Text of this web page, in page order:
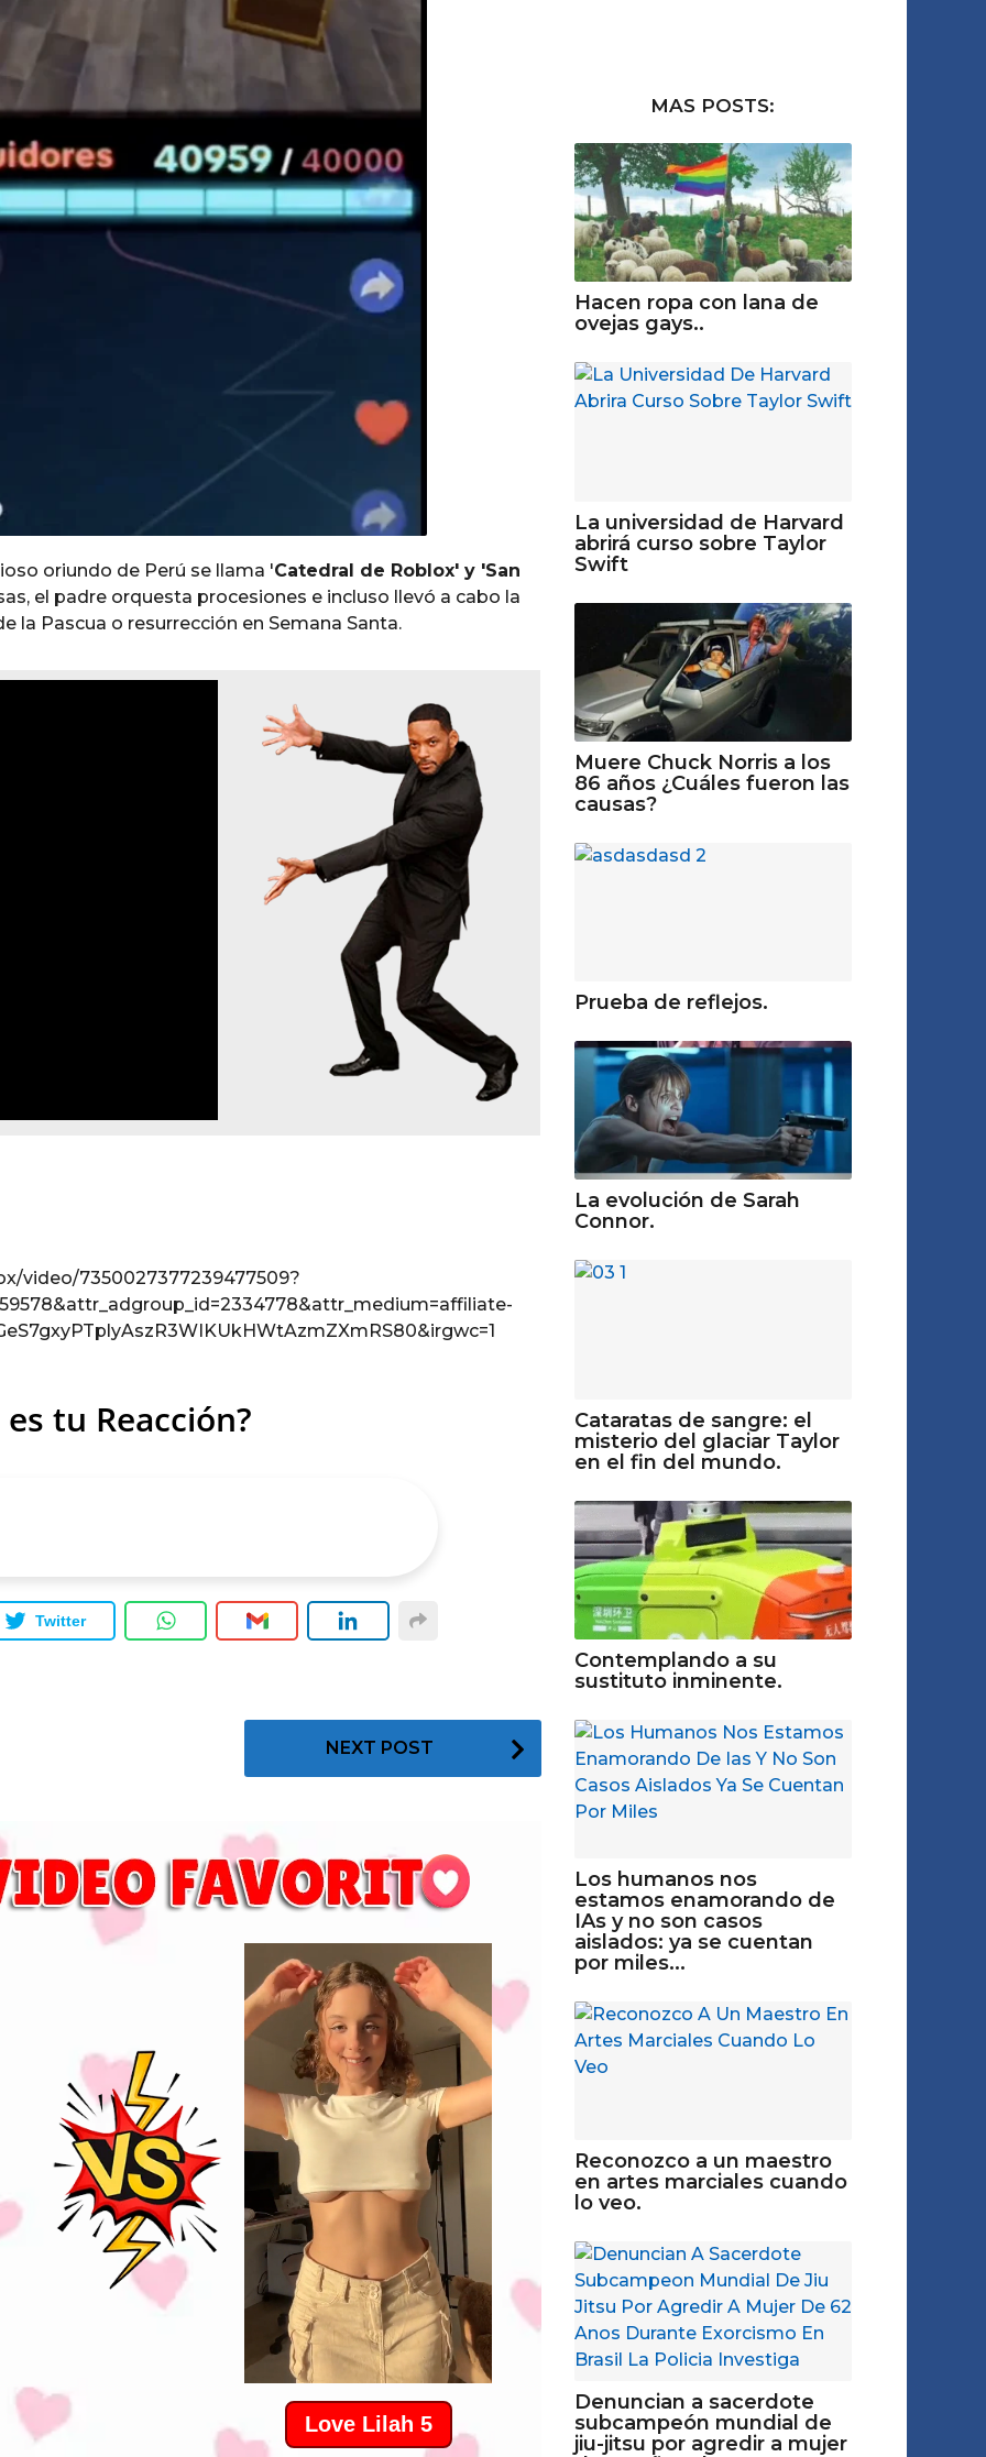
oriundo de Perú se llama 'Catedral de Roblox' y 'San
el padre orquesta procesiones e incluso llevó a cabo la
la Pascua o resurrección en Semana Santa.
video/7350027377239477509?
es tu Reacción?
Twitter
NEXT POST
MAS POSTS:
Hacen ropa con lana de
ovejas gays..
La universidad de Harvard
abrirá curso sobre Taylor
Swift
Muere Chuck Norris a los
86 años ¿Cuáles fueron las
causas?
Prueba de reflejos.
La evolución de Sarah
Connor.
Cataratas de sangre: el
misterio del glaciar Taylor
en el fin del mundo.
Contemplando a su
sustituto inminente.
Los humanos nos
estamos enamorando de
IAs y no son casos
aislados: ya se cuentan
por miles...
Reconozco a un maestro
en artes marciales cuando
lo veo.
Denuncian a sacerdote
subcampeón mundial de
jiu-jitsu por agredir a mujer